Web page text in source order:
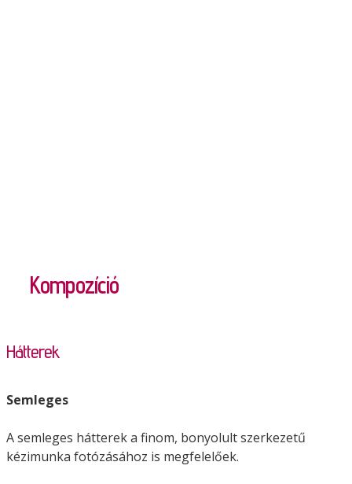
Kompozíció
Hátterek
Semleges
A semleges hátterek a finom, bonyolult szerkezetű
kézimunka fotózásához is megfelelőek.